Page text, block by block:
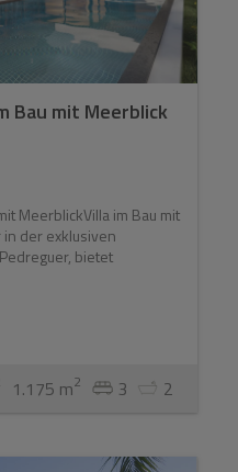
Bau mit Meerblick
MeerblickVilla im Bau mit
der exklusiven
bietet
1.175 m2 3 2